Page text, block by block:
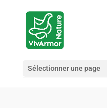
Sélectionner une page